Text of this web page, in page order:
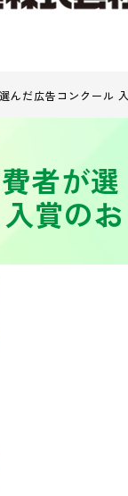
んだ広告コンクール
者が選
賞のお